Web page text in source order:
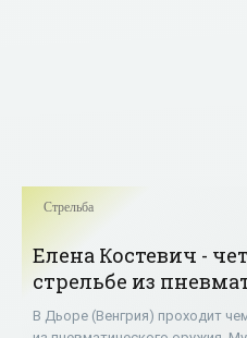
Стрельба
Елена Костевич -
стрельбе из
пистолета -
В Дьоре (Венгрия) проходит